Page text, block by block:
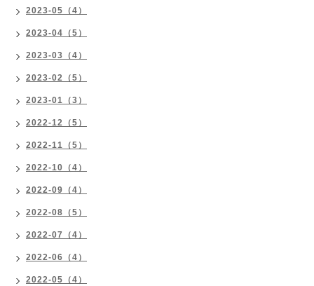
2023-05（4）
2023-04（5）
2023-03（4）
2023-02（5）
2023-01（3）
2022-12（5）
2022-11（5）
2022-10（4）
2022-09（4）
2022-08（5）
2022-07（4）
2022-06（4）
2022-05（4）